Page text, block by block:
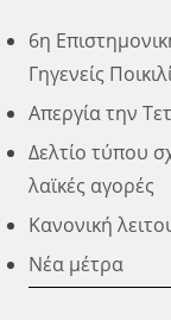
6η
Γηγενείς
Απεργία την
Δελτίο τύπου
λαϊκές αγορές
Κανονική
Νέα μέτρα